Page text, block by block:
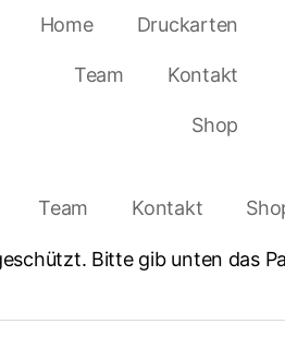
Home Druckarten
Team Kontakt
Shop
Team Kontakt
Bitte gib unten das